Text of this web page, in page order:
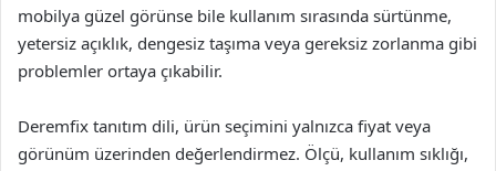
mobilya güzel görünse bile kullanım sırasında sürtünme,
yetersiz açıklık, dengesiz taşıma veya gereksiz zorlanma gibi
problemler ortaya çıkabilir.
Deremfix tanıtım dili, ürün seçimini yalnızca fiyat veya
görünüm üzerinden değerlendirmez. Ölçü, kullanım sıklığı,